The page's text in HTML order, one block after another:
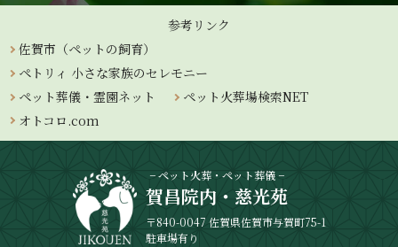
参考リンク
佐賀市（ペットの飼育）
ペトリィ 小さな家族のセレモニー
ペット葬儀・霊園ネット
ペット火葬場検索NET
オトコロ.com
− ペット火葬・ペット葬儀 −
賀昌院内・慈光苑
〒840-0047 佐賀県佐賀市与賀町75-1
駐車場有り